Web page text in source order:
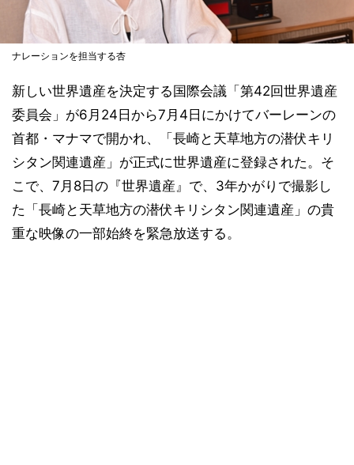
ナレーションを担当する杏
新しい世界遺産を決定する国際会議「第42回世界遺産
委員会」が6月24日から7月4日にかけてバーレーンの
首都・マナマで開かれ、「長崎と天草地方の潜伏キリ
シタン関連遺産」が正式に世界遺産に登録された。そ
こで、7月8日の『世界遺産』で、3年かがりで撮影し
た「長崎と天草地方の潜伏キリシタン関連遺産」の貴
重な映像の一部始終を緊急放送する。